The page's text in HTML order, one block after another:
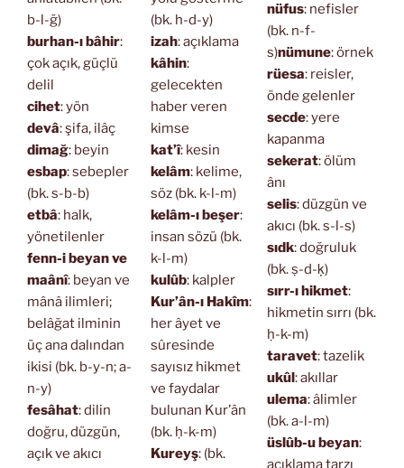
b-l-ğ)
burhan-ı bâhir:
çok açık, güçlü
delil
cihet: yön
devâ: şifa, ilâç
dimağ: beyin
esbap: sebepler
(bk. s-b-b)
etbâ: halk,
yönetilenler
fenn-i beyan ve
maânî: beyan ve
mânâ ilimleri;
belâğat ilminin
üç ana dalından
ikisi (bk. b-y-n; a-
n-y)
fesâhat: dilin
doğru, düzgün,
açık ve akıcı
(bk. h-d-y)
izah: açıklama
kâhin:
gelecekten
haber veren
kimse
kat’î: kesin
kelâm: kelime,
söz (bk. k-l-m)
kelâm-ı beşer:
insan sözü (bk.
k-l-m)
kulûb: kalpler
Kur’ân-ı Hakîm:
her âyet ve
sûresinde
sayısız hikmet
ve faydalar
bulunan Kur’ân
(bk. ḥ-k-m)
Kureyş: (bk.
nüfus: nefisler
(bk. n-f-
s)nümune: örnek
rüesa: reisler,
önde gelenler
secde: yere
kapanma
sekerat: ölüm
ânı
selis: düzgün ve
akıcı (bk. s-l-s)
sıdk: doğruluk
(bk. ṣ-d-ḳ)
sırr-ı hikmet:
hikmetin sırrı (bk.
ḥ-k-m)
taravet: tazelik
ukûl: akıllar
ulema: âlimler
(bk. a-l-m)
üslûb-u beyan:
açıklama tarzı